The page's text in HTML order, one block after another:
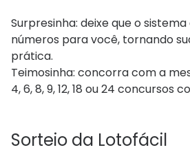
Surpresinha: deixe que o
números para você, tornando
prática.
Teimosinha: concorra com a
4, 6, 8, 9, 12, 18 ou 24 concursos
Sorteio da Lotofácil